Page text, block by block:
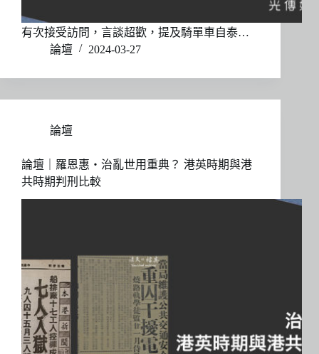
有次接受訪問，言談超歡，提及騎單車自泰…
論壇
2024-03-27
論壇
論壇｜羅恩惠・治亂世用重典？ 港英時期與港
共時期判刑比較